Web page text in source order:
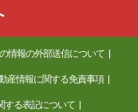
川
情報の外部送信について
産情報に関する免責事項
する表記について